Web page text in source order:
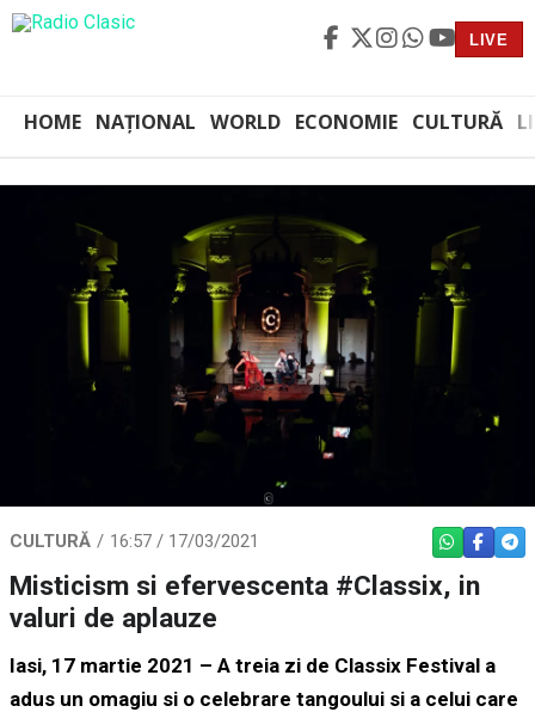
LIVE
HOME NAȚIONAL WORLD ECONOMIE CULTURĂ
CULTURĂ 16:57 / 17/03/2021 WHATSAPP
Misticism si efervescenta #Classix, in
valuri de aplauze
Iasi, 17 martie 2021 – A treia zi de Classix Festival a
adus un omagiu si o celebrare tangoului si a celui care